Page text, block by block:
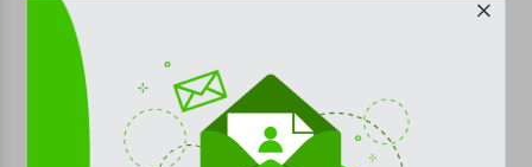
Εγγραφή στο newsletter